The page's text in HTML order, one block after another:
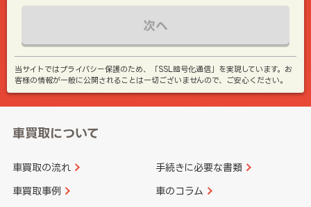
次へ
当サイトではプライバシー保護のため、「SSL暗号化通信」を実現しています。お
客様の情報が一般に公開されることは一切ございませんので、ご安心ください。
車買取について
車買取の流れ 手続きに必要な書類
車買取事例 車のコラム